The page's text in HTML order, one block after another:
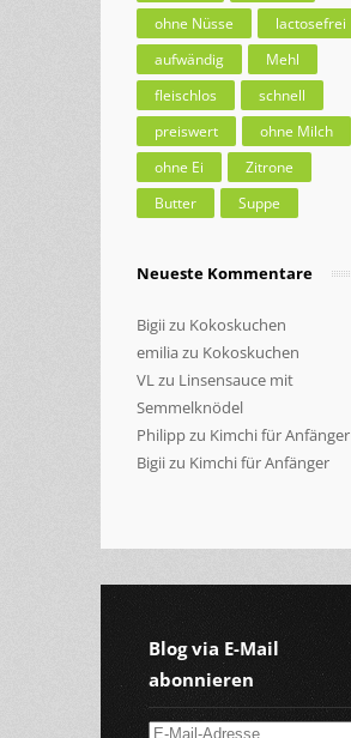
ohne Nüsse
lactosefrei
aufwändig
Mehl
fleischlos
schnell
preiswert
ohne Milch
ohne Ei
Zitrone
Butter
Suppe
Neueste Kommentare
Bigiizu Kokoskuchen
emilia zu Kokoskuchen
VLzu Linsensauce mit
Semmelknödel
Philippzu Kimchi für Anfänger
Bigiizu Kimchi für Anfänger
Blog via E-Mail
abonnieren
E-